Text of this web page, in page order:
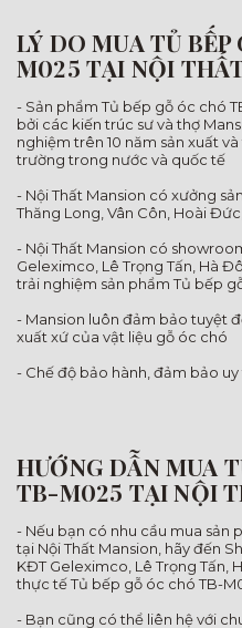
LÝ DO MUA TỦ
M025 TẠI NỘI
- Sản phẩm Tủ bếp gỗ óc chó
bởi các kiến trúc sư và thợ
nghiệm trên 10 năm sản xuất
trường trong nước và quốc tế
- Nội Thất Mansion có xưởng
Thăng Long, Vân Côn, Hoài
- Nội Thất Mansion có
Geleximco, Lê Trọng Tấn, Hà
trải nghiệm sản phẩm Tủ bếp
- Mansion luôn đảm bảo tuyệt
xuất xứ của vật liệu gỗ óc chó
- Chế độ bảo hành, đảm bảo
HƯỚNG DẪN MUA
TB-M025 TẠI NỘI
- Nếu bạn có nhu cầu mua sản
tại Nội Thất Mansion, hãy đến
KĐT Geleximco, Lê Trọng Tấn,
thực tế Tủ bếp gỗ óc chó TB-
- Bạn cũng có thể liên hệ với